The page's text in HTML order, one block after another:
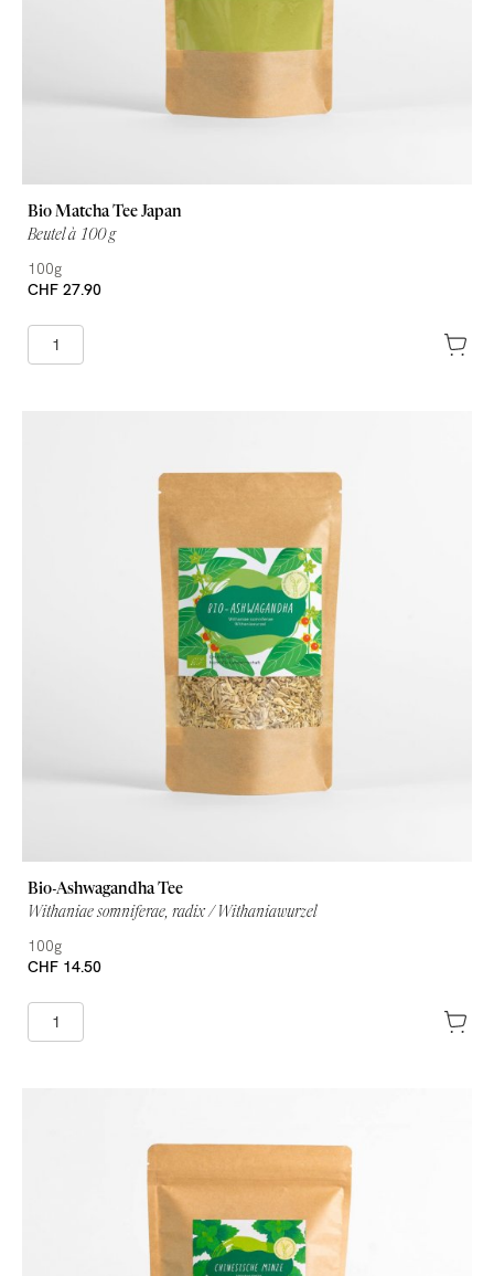
Bio Matcha Tee Japan
Beutel à 100 g
100g
CHF 27.90
Bio-Ashwagandha Tee
Withaniae somniferae, radix / Withaniawurzel
100g
CHF 14.50